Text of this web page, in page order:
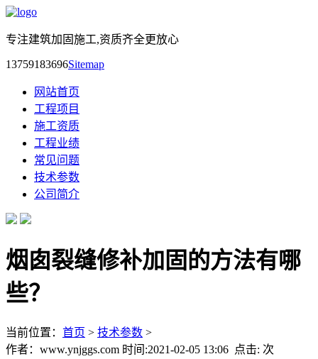
专注建筑加固施工,资质齐全更放心
13759183696Sitemap
网站首页
工程项目
施工资质
工程业绩
常见问题
技术参数
公司简介
烟囱裂缝修补加固的方法有哪
些？
当前位置： 首页 > 技术参数 >
作者：www.ynjggs.com 时间:2021-02-05 13:06 点击: 次